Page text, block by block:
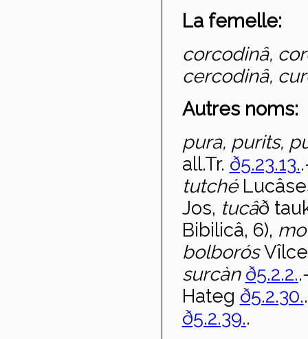
La femelle:
corcodinâ,
cercodinâ,
Autres noms:
pura, purits,
all.Tr. ð5.23.13.
tutché
Jos, tucâð
Bibilicâ, 6), mo
bolborós
surcàn ð5.2.2.
Hateg ð5.2.30.
ð5.2.39..